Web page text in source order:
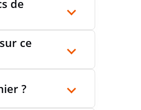
de
ce
?